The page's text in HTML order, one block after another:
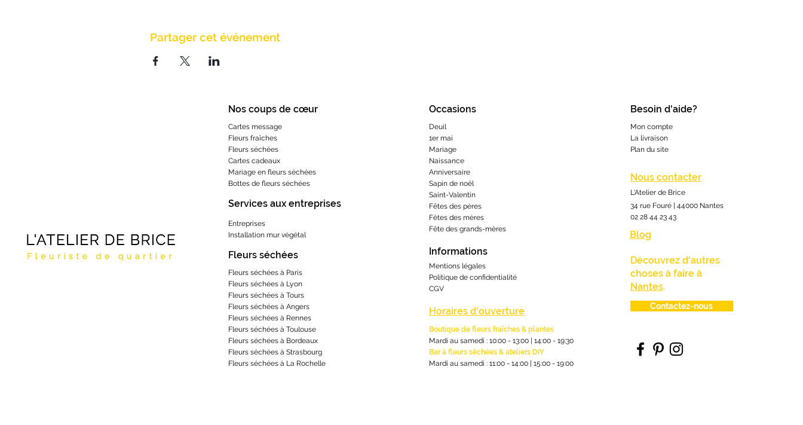
Partager cet événement
Nos coups de cœur
Cartes message
Fleurs fraîches
Fleurs séchées
Cartes cadeaux
Mariage en fleurs séchées
Bottes de fleurs séchées
Services aux entreprises
Entreprises
Installation mur végétal
Fleurs séchées
Fleurs séchées à Paris
Fleurs séchées à Lyon
Fleurs séchées à Tours
Fleurs séchées à Angers
Fleurs séchées à Rennes
Fleurs séchées à Toulouse
Fleurs séchées à Bordeaux
Fleurs séchées à Strasbourg
Fleurs séchées à La Rochelle
Occasions
Deuil
1er mai
Mariage
Naissance
Anniversaire
Sapin de noël
Saint-Valentin
Fêtes des pères
Fêtes des mères
​Fête des grands-mères
Informations
Mentions légales
Politique de confidentialité
CGV
Horaires d'ouverture
Boutique de fleurs fraîches & plantes
Mardi au samedi : 10:00 - 13:00
14:00- 19:30
Bar à fleurs séchées & ateliers DIY
Mardi au samedi : 11:00 - 14:00
15:00 - 19:00
Besoin d'aide?
Mon compte
La livraison
Plan du site
Nous contacter
L'Atelier de Brice
34 rue Fouré | 44000 Nantes
02 28 44 23 43
Blog
Découvrez d'autres
choses à faire à
Nantes.
Contactez-nous